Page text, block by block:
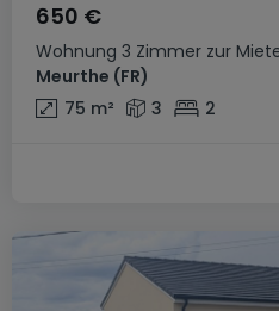
Wohnung 3 Zimmer zur
Meurthe (FR)
650 €
75 m² 3 2